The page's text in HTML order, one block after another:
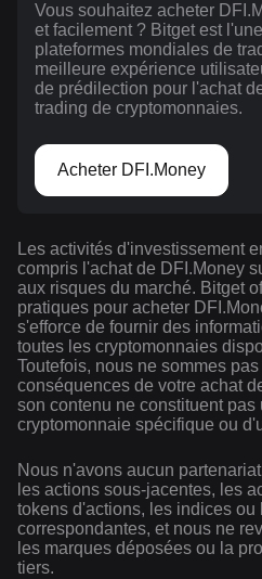
Vous souhaitez acheter
et facilement ? Bitget est
plateformes mondiales de
meilleure expérience
de prédilection pour l'achat
trading de cryptomonnaies.
Acheter DFI.Money
Les activités d'investissement
compris l'achat de DFI.Money
aux risques du marché. Bitget
pratiques pour acheter
s'efforce de fournir des
toutes les cryptomonnaies
Toutefois, nous ne sommes
conséquences de votre achat
son contenu ne constituent
cryptomonnaie spécifique ou
Nous n'avons aucun
les actions sous-jacentes, les
tokens d'actions, les indices ou
correspondantes, et nous ne
les marques déposées ou la
tiers.